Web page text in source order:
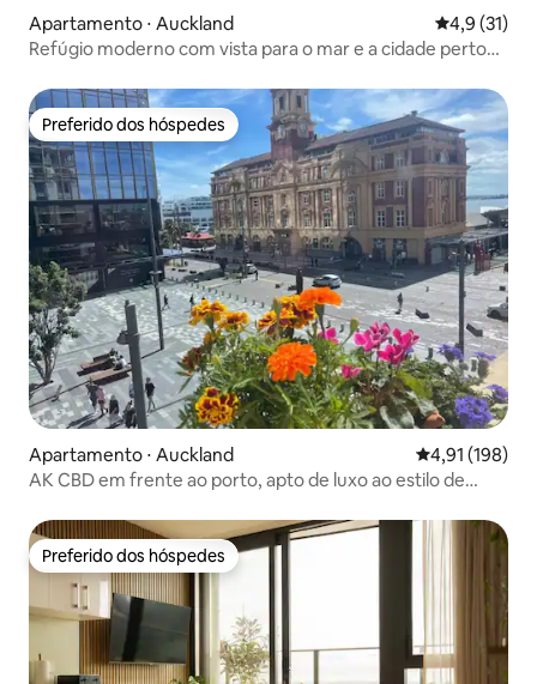
Apartamento ⋅ Auckland 4,9 de uma
4,9 (31)
Refúgio moderno com vista para o mar e a cidade perto
Preferido dos hóspedes
Preferido dos hóspedes
Apartamento ⋅ Auckland 4,91 de uma
4,91 (198)
AK CBD em frente ao porto, apto de luxo ao estilo de
Preferido dos hóspedes
Preferido dos hóspedes